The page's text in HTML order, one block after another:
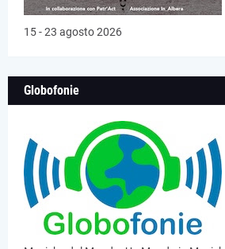
15 - 23 agosto 2026
Globofonie